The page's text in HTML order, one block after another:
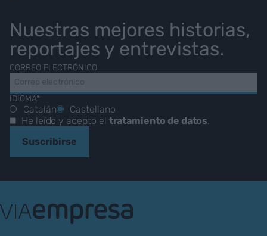
Nuestras mejores historias,
reportajes y entrevistas.
CORREO ELECTRÓNICO
IDIOMA*
Catalán
Castellano
He leído y acepto el tratamiento de datos.
Suscribirse